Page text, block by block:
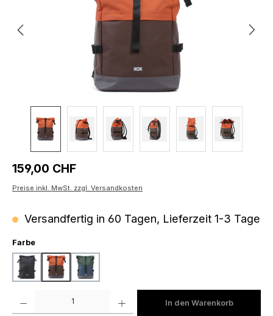
Regulärer Preis:
159,00 CHF
Preise inkl. MwSt. zzgl. Versandkosten
Versandfertig in 60 Tagen, Lieferzeit 1-3 Tage
Farbeauswählen
black brown-orange
petrol-dark green
In den Warenkorb